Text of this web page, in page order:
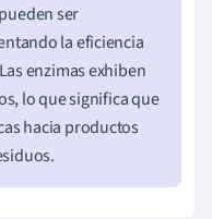
ser
la eficiencia
enzimas exhiben
lo que significa que
hacia productos